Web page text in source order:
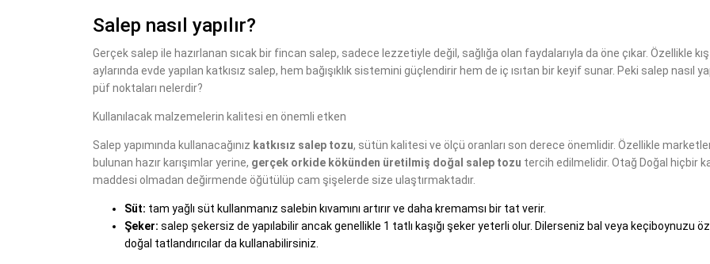
Salep nasıl yapılır?
Gerçek salep ile hazırlanan sıcak bir fincan salep, sadece lezzetiyle değil, sağlığa olan faydalarıyla da öne çıkar. Özellikle kış
aylarında evde yapılan katkısız salep, hem bağışıklık sistemini güçlendirir hem de iç ısıtan bir keyif sunar. Peki salep nasıl
püf noktaları nelerdir?
Kullanılacak malzemelerin kalitesi en önemli etken
Salep yapımında kullanacağınız katkısız salep tozu, sütün kalitesi ve ölçü oranları son derece önemlidir. Özellikle
bulunan hazır karışımlar yerine, gerçek orkide kökünden üretilmiş doğal salep tozu tercih edilmelidir. Otağ Doğal hiçbir
maddesi olmadan değirmende öğütülüp cam şişelerde size ulaştırmaktadır.
Süt: tam yağlı süt kullanmanız salebin kıvamını artırır ve daha kremamsı bir tat verir.
Şeker: salep şekersiz de yapılabilir ancak genellikle 1 tatlı kaşığı şeker yeterli olur. Dilerseniz bal veya keçiboynuzu
doğal tatlandırıcılar da kullanabilirsiniz.